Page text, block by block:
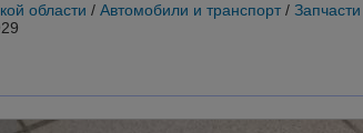
области / Автомобили и транспорт /